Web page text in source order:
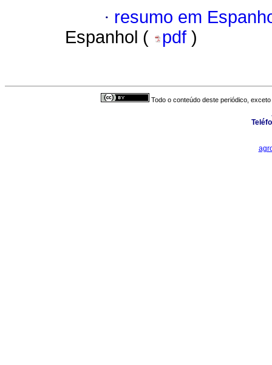
· resumo em
Espanhol (
pdf )
Todo o conteúdo deste periódico,